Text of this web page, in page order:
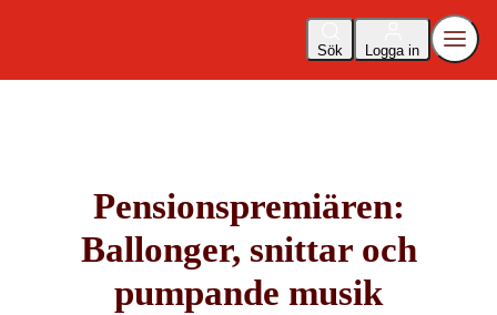
Sök Logga in
Pensionspremiären:
Ballonger, snittar och
pumpande musik